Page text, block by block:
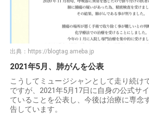
出典： https://blogtag.ameba.jp
2021年5月、肺がんを公表
こうしてミュージシャンとして走り続け
ですが、2021年5月17日に自身の公式サ
ていることを公表し、今後は治療に専念
告しています。